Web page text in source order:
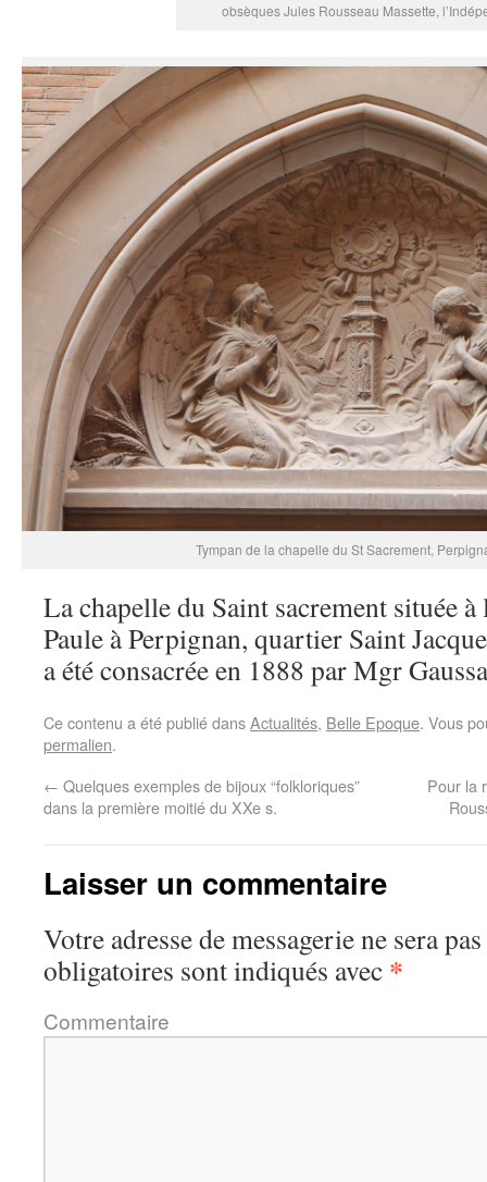
obsèques Jules Rousseau Massette,
Tympan de la chapelle du St Sacrement,
La chapelle du Saint sacrement située
Paule à Perpignan, quartier Saint
a été consacrée en 1888 par Mgr
Ce contenu a été publié dansActualités, Belle Epoque. Vous
permalien.
← Quelques exemples de bijoux “folkloriques”
dans la première moitié du XXe s.
Pour la
Laisser un commentaire
Votre adresse de messagerie ne sera
obligatoires sont indiqués avec *
Commentaire